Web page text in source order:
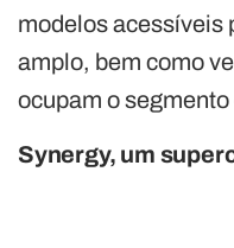
modelos acessíveis
amplo, bem como
ocupam o
Synergy, um